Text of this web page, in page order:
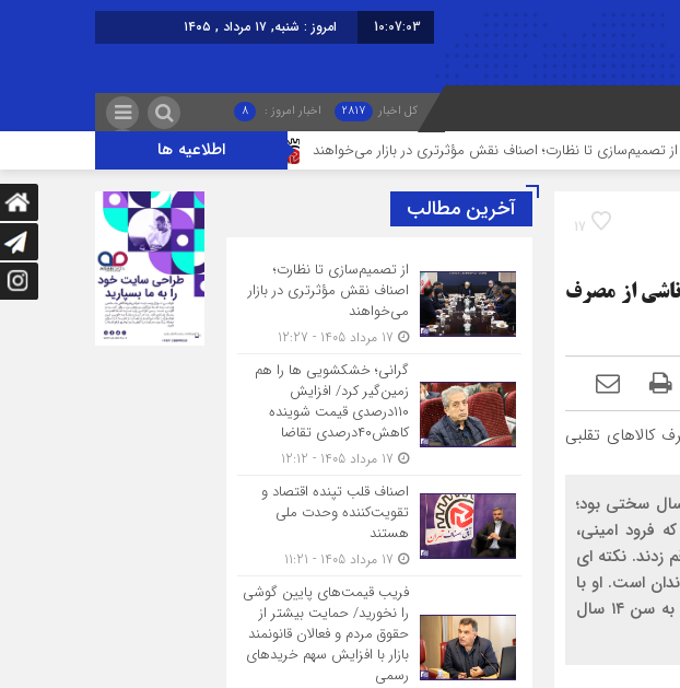
10:07:03 امروز : شنبه, ۱۷ مرداد , ۱۴۰۵
کل اخبار 2817 اخبار امروز : 8
اطلاعیه ها تا نظارت؛ اصناف نقش مؤثرتری در بازار می‌خواهند گرانی؛ خشکشویی‌ ها را هم زمین‌گیر کرد/ افزایش ۱۱۰درصدی قیمت شوینده کاهش۴۰درصدی تقاضا
17
از مصرف
سختی بود؛
فرود امینی،
زدند. نکته ای
است. او با
هشدار جدی در خصوص سونامیِ سرطان، تصریح کرده که سرطان هایِ ناشی از مصرف کالاهای تقلبی به سن ۱۴ سال
آخرین مطالب
از تصمیم‌سازی تا نظارت؛
اصناف نقش مؤثرتری در بازار
می‌خواهند
گرانی؛ خشکشویی‌ ها را هم
زمین‌گیر کرد/ افزایش
۱۱۰درصدی قیمت شوینده
کاهش۴۰درصدی تقاضا
اصناف قلب تپنده اقتصاد و
تقویت‌کننده وحدت ملی
هستند
فریب قیمت‌های پایین گوشی
را نخورید/ حمایت بیشتر از
حقوق مردم و فعالان قانونمند
بازار با افزایش سهم خریدهای
رسمی